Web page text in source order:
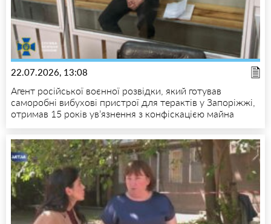
22.07.2026, 13:08
Агент російської воєнної розвідки, який готував
саморобні вибухові пристрої для терактів у Запоріжжі,
отримав 15 років ув’язнення з конфіскацією майна